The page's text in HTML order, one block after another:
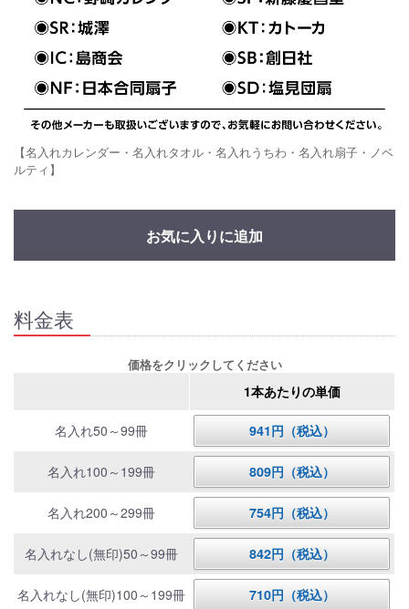
【名入れカレンダー・名入れタオル・名入れうちわ・名入れ扇子・ノベ
ルティ】
お気に入りに追加
料金表
価格をクリックしてください
1本あたりの単価
名入れ50～99冊 941円（税込）
名入れ100～199冊 809円（税込）
名入れ200～299冊 754円（税込）
名入れなし(無印)50～99冊 842円（税込）
名入れなし(無印)100～199冊 710円（税込）